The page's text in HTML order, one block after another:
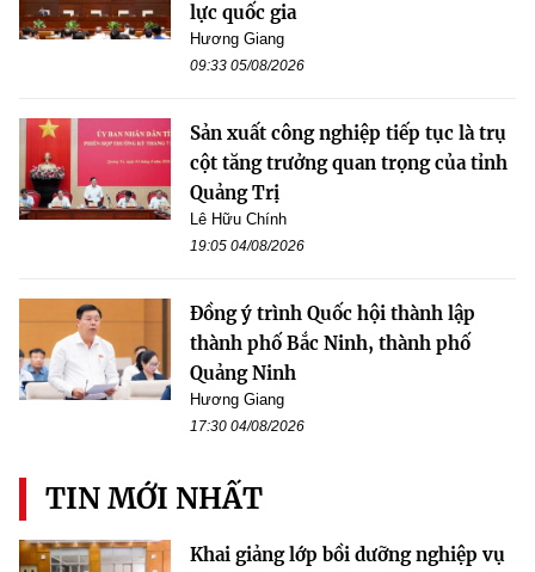
lực quốc gia
Hương Giang
09:33 05/08/2026
Sản xuất công nghiệp tiếp tục là trụ
cột tăng trưởng quan trọng của tỉnh
Quảng Trị
Lê Hữu Chính
19:05 04/08/2026
Đồng ý trình Quốc hội thành lập
thành phố Bắc Ninh, thành phố
Quảng Ninh
Hương Giang
17:30 04/08/2026
TIN MỚI NHẤT
Khai giảng lớp bồi dưỡng nghiệp vụ